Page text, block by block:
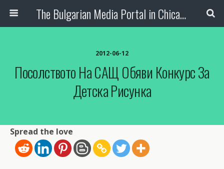
The Bulgarian Media Portal in Chicago
2012-06-12
Посолството На САЩ Обяви Конкурс За
Детска Рисунка
Spread the love